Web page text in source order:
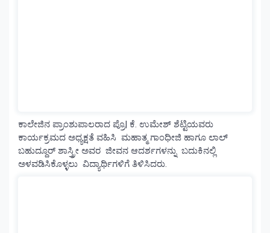
ಕಾಲೇಜಿನ ಪ್ರಾಂಶುಪಾಲರಾದ ಪ್ರೊ| ಕೆ. ಉಮೇಶ್ ಶೆಟ್ಟಿಯವರು
ಕಾರ್ಯಕ್ರಮದ ಅಧ್ಯಕ್ಷತೆ ವಹಿಸಿ ಮಹಾತ್ಮ ಗಾಂಧೀಜಿ ಹಾಗೂ ಲಾಲ್
ಬಹುದ್ದೂರ್ ಶಾಸ್ತ್ರೀ ಅವರ ಜೀವನ ಆದರ್ಶಗಳನ್ನು ಬದುಕಿನಲ್ಲಿ
ಅಳವಡಿಸಿಕೊಳ್ಳಲು ವಿದ್ಯಾರ್ಥಿಗಳಿಗೆ ತಿಳಿಸಿದರು.